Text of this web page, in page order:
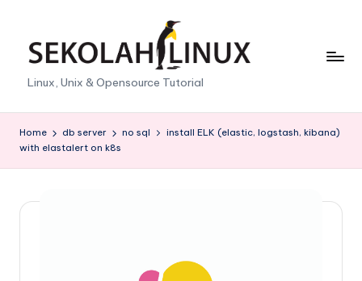
S
e
k
o
Linux, Unix & Opensource Tutorial
Home db server no sql
install ELK (elastic, logstash, kibana)
with elastalert on k8s